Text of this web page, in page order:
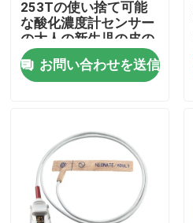
家
私達について
工場旅行
253Tの使い捨て可能
な酸化濃度計センサー
の大人の新生児の皮の
伸縮織物
お問い合わせを送信